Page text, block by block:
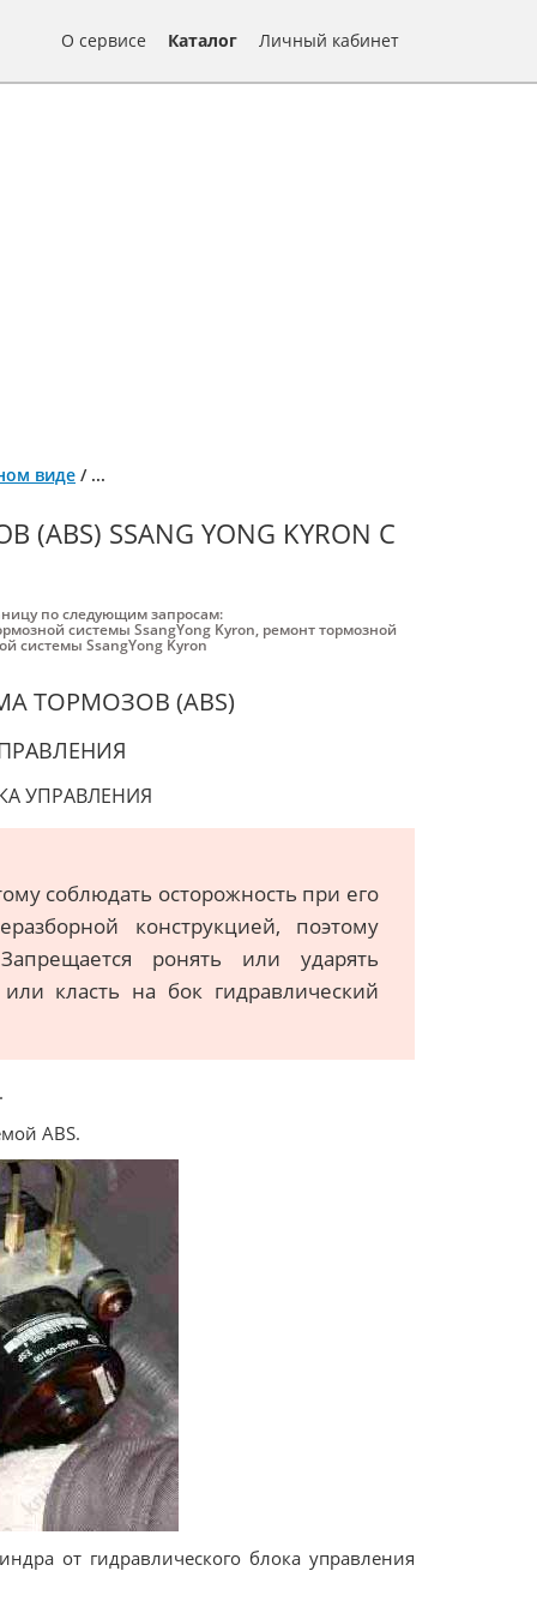
О сервисе Каталог Личный кабинет
виде / ...
SSANG YONG KYRON С
по следующим запросам:
системы SsangYong Kyron, ремонт тормозной
системы SsangYong Kyron
ТОРМОЗОВ (ABS)
УПРАВЛЕНИЯ
соблюдать осторожность при его
конструкцией, поэтому
ронять или ударять
класть на бок гидравлический
ABS.
от гидравлического блока управления